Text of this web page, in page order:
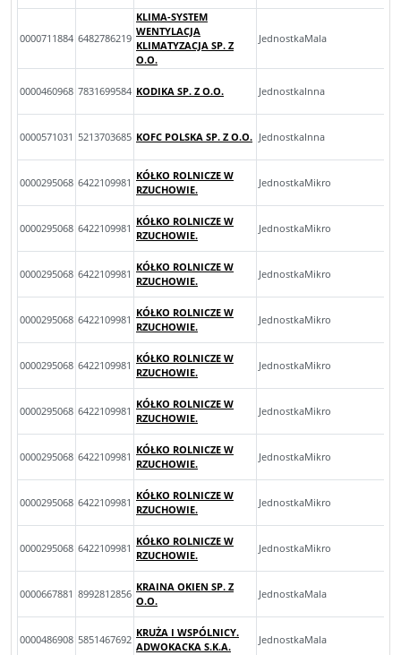
0000711884 6482786219
KLIMA-SYSTEM
WENTYLACJA
KLIMATYZACJA SP. Z
O.O.
JednostkaMala
0000460968 7831699584 KODIKA SP. Z O.O. JednostkaInna
0000571031 5213703685 KOFC POLSKA SP. Z O.O. JednostkaInna
0000295068 6422109981
KÓŁKO ROLNICZE W
RZUCHOWIE.
JednostkaMikro
0000295068 6422109981
KÓŁKO ROLNICZE W
RZUCHOWIE.
JednostkaMikro
0000295068 6422109981
KÓŁKO ROLNICZE W
RZUCHOWIE.
JednostkaMikro
0000295068 6422109981
KÓŁKO ROLNICZE W
RZUCHOWIE.
JednostkaMikro
0000295068 6422109981
KÓŁKO ROLNICZE W
RZUCHOWIE.
JednostkaMikro
0000295068 6422109981
KÓŁKO ROLNICZE W
RZUCHOWIE.
JednostkaMikro
0000295068 6422109981
KÓŁKO ROLNICZE W
RZUCHOWIE.
JednostkaMikro
0000295068 6422109981
KÓŁKO ROLNICZE W
RZUCHOWIE.
JednostkaMikro
0000295068 6422109981
KÓŁKO ROLNICZE W
RZUCHOWIE.
JednostkaMikro
0000667881 8992812856
KRAINA OKIEN SP. Z
O.O.
JednostkaMala
0000486908 5851467692
KRUŻA I WSPÓLNICY.
ADWOKACKA S.K.A.
JednostkaMala